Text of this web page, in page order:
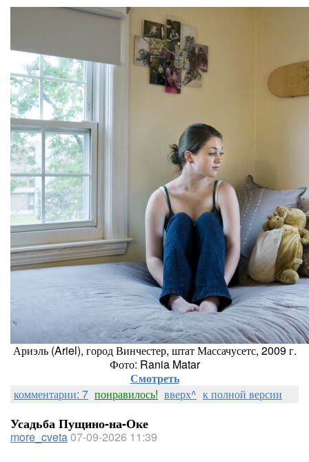
Ариэль (Ariel), город Винчестер, штат Массачусетс, 2009 г.
Фото: Rania Matar
Смотреть
комментарии: 7 понравилось! вверх^ к полной версии
Усадьба Пущино-на-Оке
more_cveta07-09-2026 11:39